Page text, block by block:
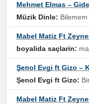
Mehmet Elmas –
Müzik Dinle: Bilemem artık senden bir şans
Mabel Matiz Ft
boyalida saçlarin: mabel
Şenol Evgi ft Gizo –
Şenol Evgi ft Gizo: Bir kere
Mabel Matiz Ft